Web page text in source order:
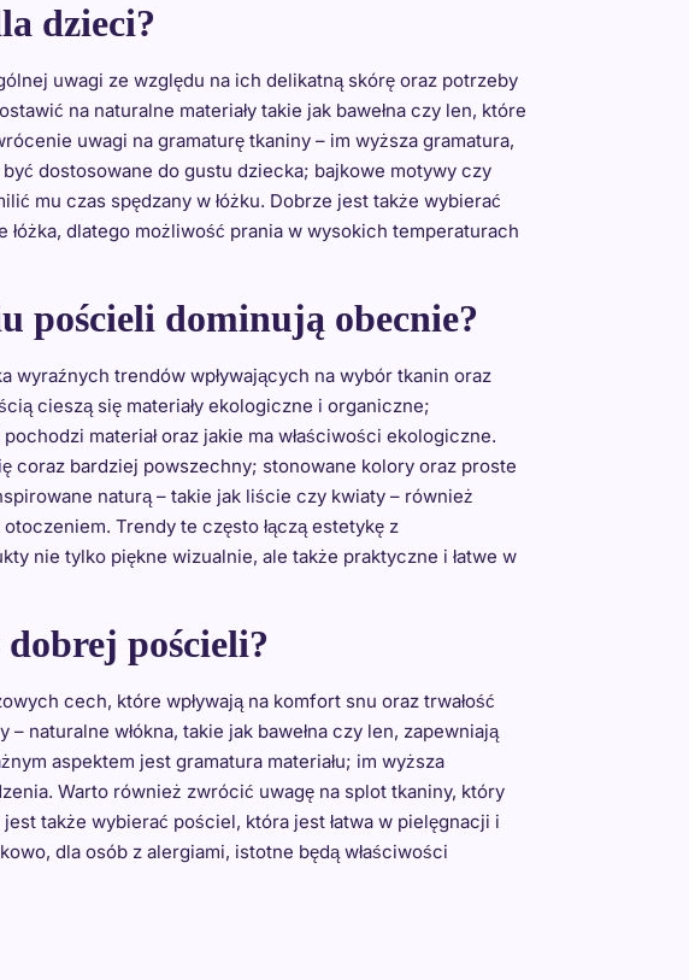
dzieci?
uwagi ze względu na ich delikatną skórę oraz potrzeby
na naturalne materiały takie jak bawełna czy len, które
uwagi na gramaturę tkaniny – im wyższa gramatura,
dostosowane do gustu dziecka; bajkowe motywy czy
mu czas spędzany w łóżku. Dobrze jest także wybierać
dlatego możliwość prania w wysokich temperaturach
pościeli dominują obecnie?
wyraźnych trendów wpływających na wybór tkanin oraz
cieszą się materiały ekologiczne i organiczne;
materiał oraz jakie ma właściwości ekologiczne.
coraz bardziej powszechny; stonowane kolory oraz proste
naturą – takie jak liście czy kwiaty – również
Trendy te często łączą estetykę z
nie tylko piękne wizualnie, ale także praktyczne i łatwe w
dobrej pościeli?
cech, które wpływają na komfort snu oraz trwałość
naturalne włókna, takie jak bawełna czy len, zapewniają
aspektem jest gramatura materiału; im wyższa
Warto również zwrócić uwagę na splot tkaniny, który
także wybierać pościel, która jest łatwa w pielęgnacji i
dla osób z alergiami, istotne będą właściwości